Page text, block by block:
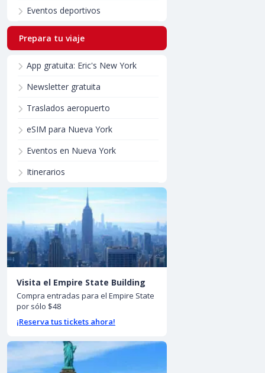
Eventos deportivos
Prepara tu viaje
App gratuita: Eric's New York
Newsletter gratuita
Traslados aeropuerto
eSIM para Nueva York
Eventos en Nueva York
Itinerarios
Visita el Empire State Building
Compra entradas para el Empire State
por sólo $48
¡Reserva tus tickets ahora!